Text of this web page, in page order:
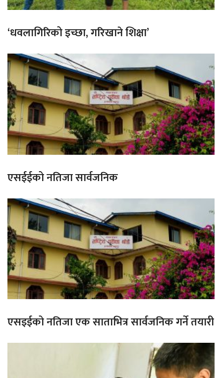
‘धवलागिरिको इच्छा, गरिखाने शिक्षा’
एसईईको नतिजा सार्वजनिक
एसइईको नतिजा एक साताभित्र सार्वजनिक गर्ने तयारी